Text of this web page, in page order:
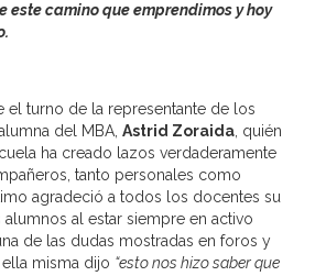
este camino que emprendimos y hoy
el turno de la representante de los
del MBA, Astrid Zoraida, quién
ha creado lazos verdaderamente
tanto personales como
agradeció a todos los docentes su
al estar siempre en activo
de las dudas mostradas en foros y
misma dijo “esto nos hizo saber que